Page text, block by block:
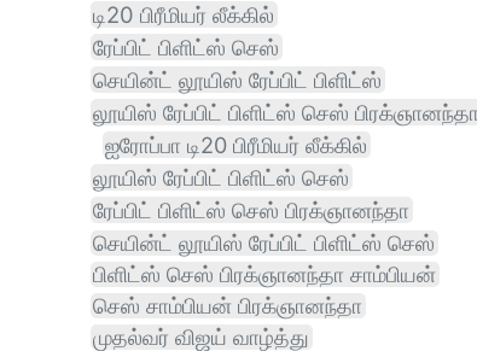
டி20 பிரீமியர் லீக்கில்
ரேப்பிட் பிளிட்ஸ் செஸ்
செயின்ட் லூயிஸ் ரேப்பிட் பிளிட்ஸ்
லூயிஸ் ரேப்பிட் பிளிட்ஸ் செஸ்
ஐரோப்பா டி20 பிரீமியர் லீக்கில்
லூயிஸ் ரேப்பிட் பிளிட்ஸ் செஸ்
ரேப்பிட் பிளிட்ஸ் செஸ் பிரக்ஞானந்தா
செயின்ட் லூயிஸ் ரேப்பிட் பிளிட்ஸ் செஸ்
பிளிட்ஸ் செஸ் பிரக்ஞானந்தா சாம்பியன்
செஸ் சாம்பியன் பிரக்ஞானந்தா
முதல்வர் விஜய் வாழ்த்து